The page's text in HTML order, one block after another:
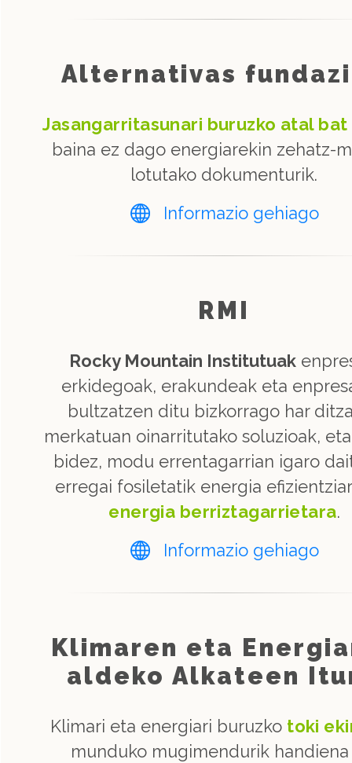
Alternativas
Jasangarritasunari buruzko atal bat
baina ez dago energiarekin zehatz-
lotutako dokumenturik.
Informazio gehiago
RMI
Rocky Mountain Institutuak
erkidegoak, erakundeak eta
bultzatzen ditu bizkorrago har
merkatuan oinarritutako soluzioak,
bidez, modu errentagarrian igaro
erregai fosiletatik energia
energia berriztagarrietara.
Informazio gehiago
Klimaren eta
aldeko Alkateen
Klimari eta energiari buruzko toki
munduko mugimendurik handiena